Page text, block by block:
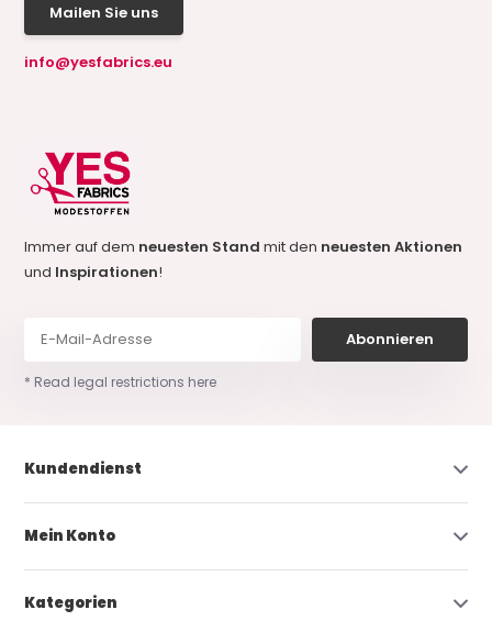
Mailen Sie uns
info@yesfabrics.eu
Immer auf dem neuesten Standmit den neuesten Aktionen
und Inspirationen!
Abonnieren
* Read legal restrictions here
Kundendienst
Mein Konto
Kategorien